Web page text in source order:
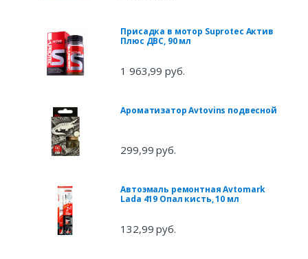
Присадка в мотор Suprotec Актив
Плюс ДВС, 90 мл
1 963,99 руб.
Ароматизатор Avtovins подвесной
299,99 руб.
Автоэмаль ремонтная Avtomark
Lada 419 Опал кисть, 10 мл
132,99 руб.